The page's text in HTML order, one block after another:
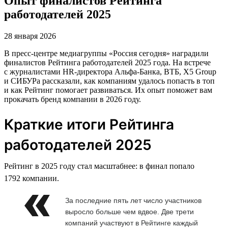
работодателей 2025
28 января 2026
В пресс-центре медиагруппы «Россия сегодня» наградили
финалистов Рейтинга работодателей 2025 года. На встрече
с журналистами HR-директора Альфа-Банка, ВТБ, X5 Group
и СИБУРа рассказали, как компаниям удалось попасть в топ
и как Рейтинг помогает развиваться. Их опыт поможет вам
прокачать бренд компании в 2026 году.
Краткие итоги Рейтинга
работодателей 2025
Рейтинг в 2025 году стал масштабнее: в финал попало
1792 компании.
За последние пять лет число участников
выросло больше чем вдвое. Две трети
компаний участвуют в Рейтинге каждый